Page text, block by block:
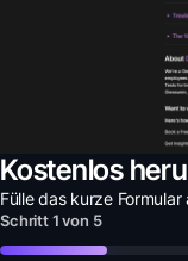
Kostenlos
Fülle das kurze Formular
Schritt1 von 5